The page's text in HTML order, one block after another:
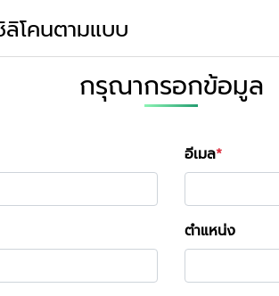
โคนตามแบบ
กรุณากรอกข้อมูล
อีเมล
ตำแหน่ง